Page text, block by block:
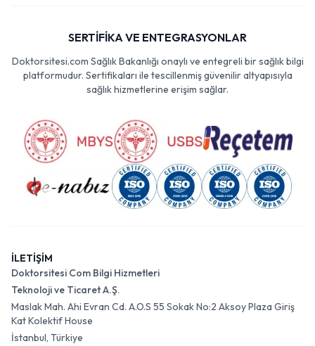
SERTİFİKA VE ENTEGRASYONLAR
Doktorsitesi.com Sağlık Bakanlığı onaylı ve entegreli bir sağlık bilgi
platformudur. Sertifikaları ile tescillenmiş güvenilir altyapısıyla
sağlık hizmetlerine erişim sağlar.
İLETİŞİM
Doktorsitesi Com Bilgi Hizmetleri
Teknoloji ve Ticaret A.Ş.
Maslak Mah. Ahi Evran Cd. A.O.S 55 Sokak No:2 Aksoy Plaza Giriş
Kat Kolektif House
İstanbul, Türkiye